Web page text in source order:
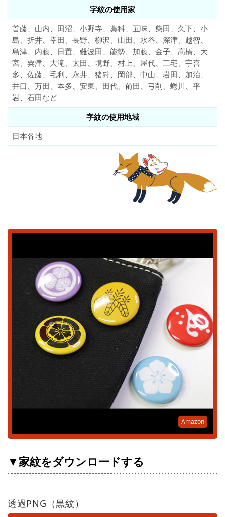
字紋の使用家
首藤、山内、田沼、小野寺、藁科、五味、柴田、久下、小
島、折井、幸田、長野、柳沢、山田、水谷、深津、越智、
島津、内藤、日置、難波田、能勢、加藤、金子、高橋、大
宮、粟津、大滝、太田、境野、村上、屋代、三宅、宇喜
多、佐藤、毛利、永井、猪狩、岡部、中山、岩田、加治、
井口、万田、本多、安東、田代、前田、弓削、蜷川、平
岩、石田など
字紋の使用地域
日本各地
Amazon
▼家紋をダウンロードする
透過PNG（黒紋）